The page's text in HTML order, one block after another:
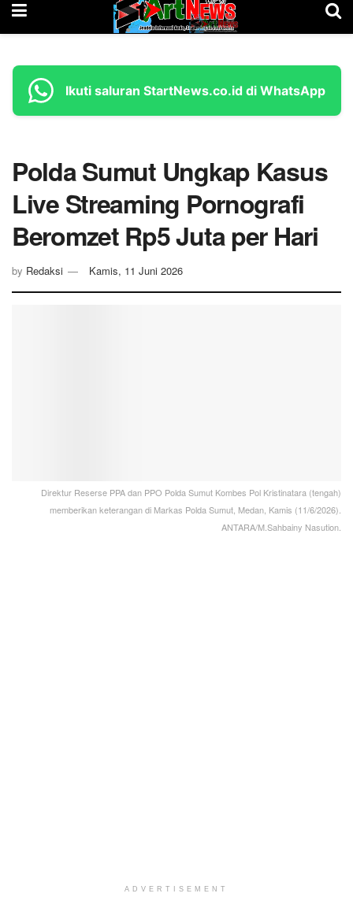
Ikuti saluran StartNews.co.id di WhatsApp
Polda Sumut Ungkap Kasus
Live Streaming Pornografi
Beromzet Rp5 Juta per Hari
by Redaksi Kamis, 11 Juni 2026
Direktur Reserse PPA dan PPO Polda Sumut Kombes Pol Kristinatara (tengah)
memberikan keterangan di Markas Polda Sumut, Medan, Kamis (11/6/2026).
ANTARA/M.Sahbainy Nasution.
ADVERTISEMENT